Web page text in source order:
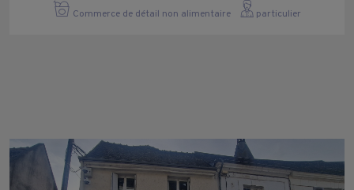
Commerce de détail non alimentaire particulier